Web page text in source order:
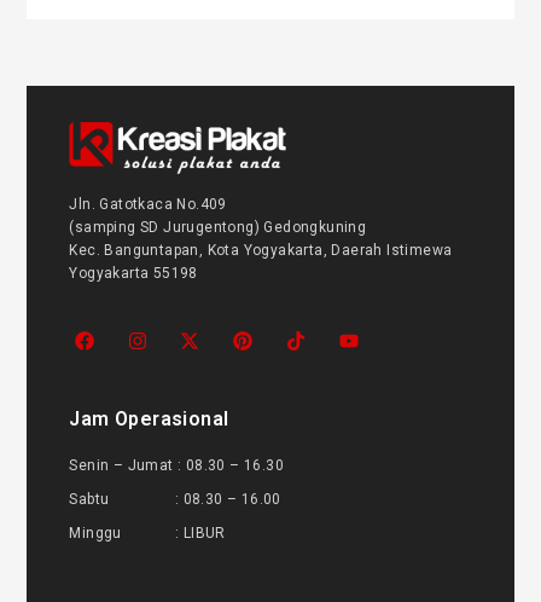
Jln. Gatotkaca No.409
(samping SD Jurugentong) Gedongkuning
Kec. Banguntapan, Kota Yogyakarta, Daerah Istimewa
Yogyakarta 55198
Jam Operasional
Senin – Jumat : 08.30 – 16.30
Sabtu : 08.30 – 16.00
Minggu : LIBUR